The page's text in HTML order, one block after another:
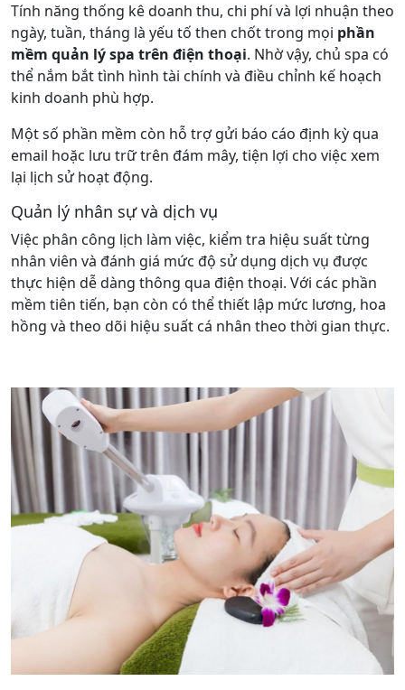
Tính năng thống kê doanh thu, chi phí và lợi nhuận theo
ngày, tuần, tháng là yếu tố then chốt trong mọi phần
mềm quản lý spa trên điện thoại. Nhờ vậy, chủ spa có
thể nắm bắt tình hình tài chính và điều chỉnh kế hoạch
kinh doanh phù hợp.
Một số phần mềm còn hỗ trợ gửi báo cáo định kỳ qua
email hoặc lưu trữ trên đám mây, tiện lợi cho việc xem
lại lịch sử hoạt động.
Quản lý nhân sự và dịch vụ
Việc phân công lịch làm việc, kiểm tra hiệu suất từng
nhân viên và đánh giá mức độ sử dụng dịch vụ được
thực hiện dễ dàng thông qua điện thoại. Với các phần
mềm tiên tiến, bạn còn có thể thiết lập mức lương, hoa
hồng và theo dõi hiệu suất cá nhân theo thời gian thực.